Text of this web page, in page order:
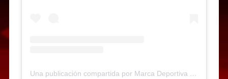
Una publicación compartida por Marca Deportiva Web-Radio (@marcadeportiva)